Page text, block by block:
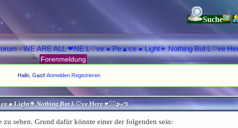
Suche
Forenmeldung
Hallo, Gast! Anmelden Registrieren
♥ڿڰۣ«ಌ SPIRITUELLE Я Ξ √ Ω L U T ↑ ☼ N - Forum - WE ARE ALL ❤NE L♡ve ● Pe▲ce ● Light☀ Nothing But L♡ve Here ♥ڿڰۣ«ಌ
sehen. Grund dafür könnte einer der folgenden sein: